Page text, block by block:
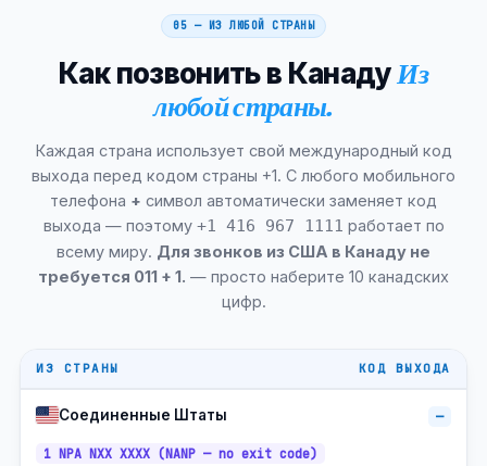
Суррей, Британская Колумбия 778
Лаваль, королевский адвокат 579 время
Лондон, Онтарио +1-519 /
226
Маркхэм, Онтарио +1-905 /
289
Вон, Онтарио +1-905 /
289
Китченер-Ватерлоо, Онтарио +1-519 /
Бернаби, Британская Колумбия
Регина, СК +1-306 / без
летнего
Саскатун, СК
CT (SK
05 — ИЗ ЛЮБОЙ СТРАНЫ
Как позвонить в КанадуИз
любой страны.
Каждая страна использует свой международный код
выхода перед кодом страны +1. С любого мобильного
телефона + символ автоматически заменяет код
выхода — поэтому +1 416 967 1111 работает по
всему миру. Для звонков из США в Канаду не
требуется 011 + 1. — просто наберите 10 канадских
цифр.
ИЗ СТРАНЫ КОД ВЫХОДА
Соединенные Штаты —
1 NPA NXX XXXX (NANP — no exit code)